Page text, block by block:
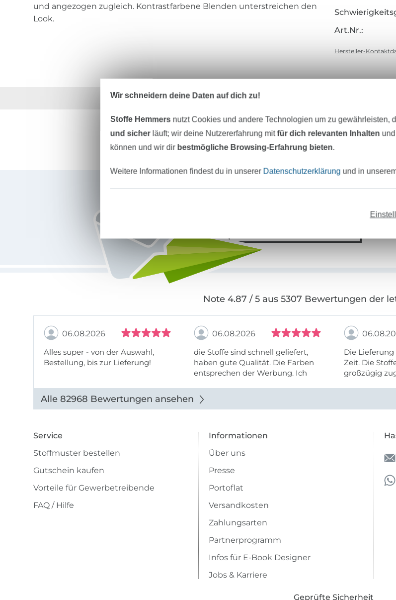
und angezogen zugleich. Kontrastfarbene Blenden unterstreichen den
Look.
Art.Nr.:
Hersteller-
Über 1.8 Millionen Meter Stoff versandfertig
MÖCHTEST DU IMMER AUF
Sei immer auf dem neuesten Stand &
Für den Stoffe Hemmers Newsletter anmelden
Note 4.87 / 5 aus 5307 Bewertungen der
06.08.2026
Alles super - von der Auswahl,
Bestellung, bis zur Lieferung!
06.08.2026
die Stoffe sind schnell geliefert,
haben gute Qualität. Die Farben
entsprechen der Werbung. Ich
auch die Firma empfehlen.
Die
Zeit. Die Stoffe sind super und
großzügig
Alle 82968 Bewertungen ansehen
Service
Stoffmuster bestellen
Gutschein kaufen
Vorteile für Gewerbetreibende
FAQ / Hilfe
Informationen
Über uns
Presse
Portoflat
Versandkosten
Zahlungsarten
Partnerprogramm
Infos für E-Book Designer
Jobs & Karriere
Geprüfte Sicherheit
Wir schneidern deine Daten auf dich zu!
Stoffe Hemmers nutzt Cookies und andere Technologien um zu gewährleisten,
und sicherläuft; wir deine Nutzererfahrung mitfür dich relevanten Inhalten und
können und wir dir bestmögliche Browsing-Erfahrung bieten.
Weitere Informationen findest du in unserer Datenschutzerklärung und in